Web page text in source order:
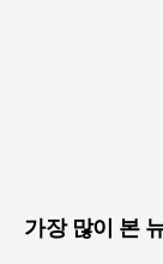
가장 많이 본